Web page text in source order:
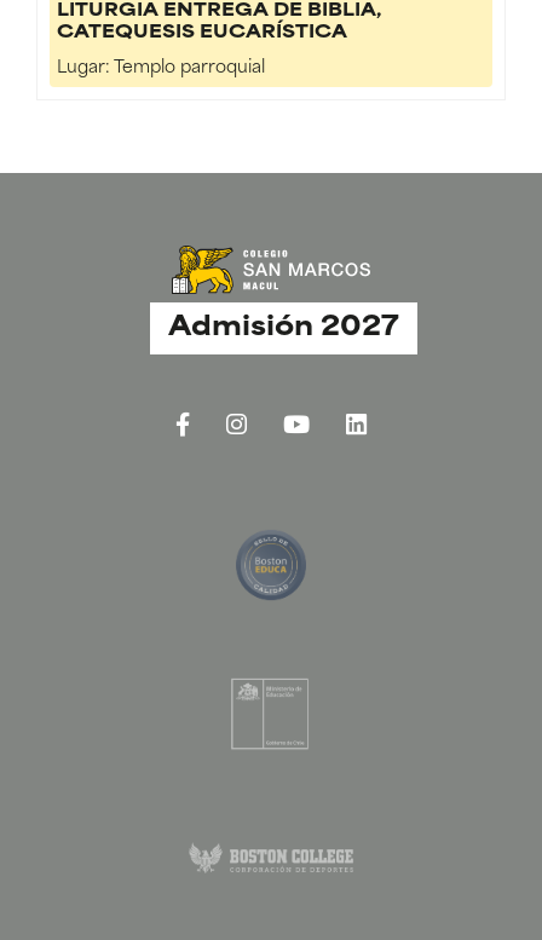
LITURGIA ENTREGA DE BIBLIA,
CATEQUESIS EUCARÍSTICA
Lugar:
Templo parroquial
Admisión 2027